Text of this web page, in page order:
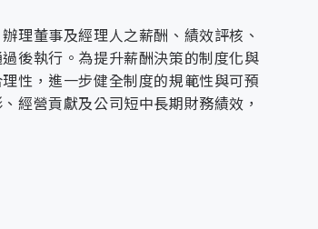
理董事及經理人之薪酬、績效評核、
後執行。為提升薪酬決策的制度化與
性，進一步健全制度的規範性與可預
經營貢獻及公司短中長期財務績效，
致力建立完善人資制度，促進組織
造安全舒適的工作環境。
款流程控管，確保供應鏈運作之效
儲備效率。強化職涯發展與技能培
強員工成就感與專業能力。分析離職
掘制度盲點，持續優化人力資源管理